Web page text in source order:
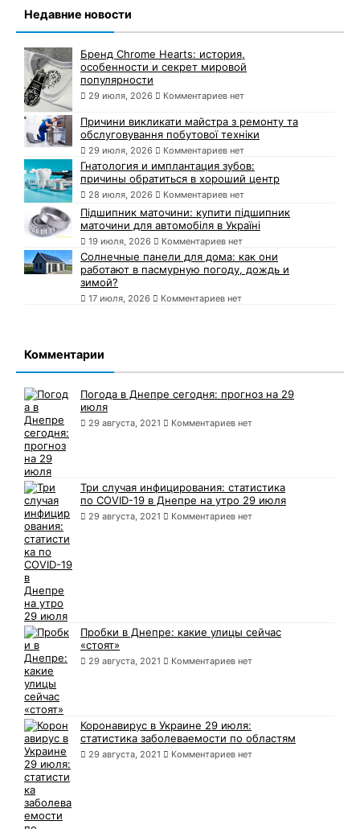
Недавние новости
Бренд Chrome Hearts: история,
особенности и секрет мировой
популярности
29 июля, 2026 Комментариев нет
Причини викликати майстра з ремонту та
обслуговування побутової техніки
29 июля, 2026 Комментариев нет
Гнатология и имплантация зубов:
причины обратиться в хороший центр
28 июля, 2026 Комментариев нет
Підшипник маточини: купити підшипник
маточини для автомобіля в Україні
19 июля, 2026 Комментариев нет
Солнечные панели для дома: как они
работают в пасмурную погоду, дождь и
зимой?
17 июля, 2026 Комментариев нет
Комментарии
Погода в Днепре сегодня: прогноз на 29
июля
29 августа, 2021 Комментариев нет
Три случая инфицирования: статистика
по COVID-19 в Днепре на утро 29 июля
29 августа, 2021 Комментариев нет
Пробки в Днепре: какие улицы сейчас
«стоят»
29 августа, 2021 Комментариев нет
Коронавирус в Украине 29 июля:
статистика заболеваемости по областям
29 августа, 2021 Комментариев нет